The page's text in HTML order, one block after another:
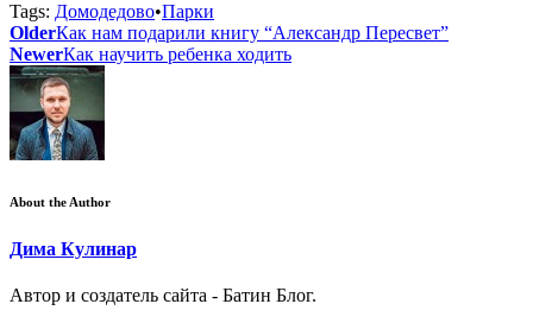
Tags: Домодедово•Парки
OlderКак нам подарили книгу “Александр Пересвет”
NewerКак научить ребенка ходить
About the Author
Дима Кулинар
Автор и создатель сайта - Батин Блог.